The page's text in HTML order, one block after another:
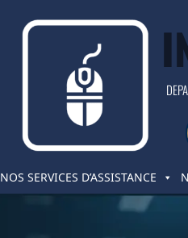
NOS SERVICES D’ASSISTANCE